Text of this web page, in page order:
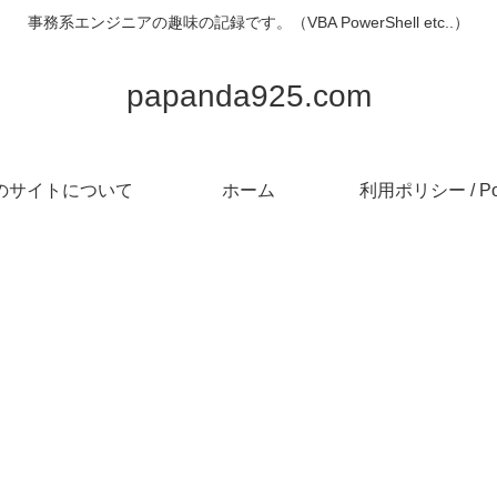
事務系エンジニアの趣味の記録です。（VBA PowerShell etc..）
papanda925.com
サイトについて ホーム 利用ポリシー /